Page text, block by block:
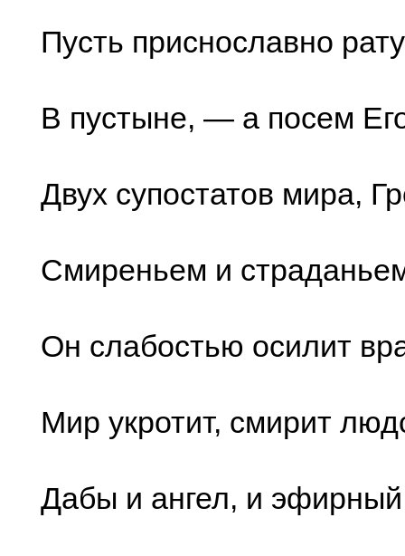
Пусть приснославно
В пустыне, — а посем
Двух супостатов мира,
Смиреньем и
Он слабостью осилит
Мир укротит, смирит
Дабы и ангел, и